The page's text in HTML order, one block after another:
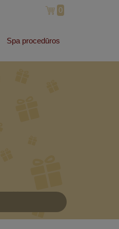
0
Spa procedūros